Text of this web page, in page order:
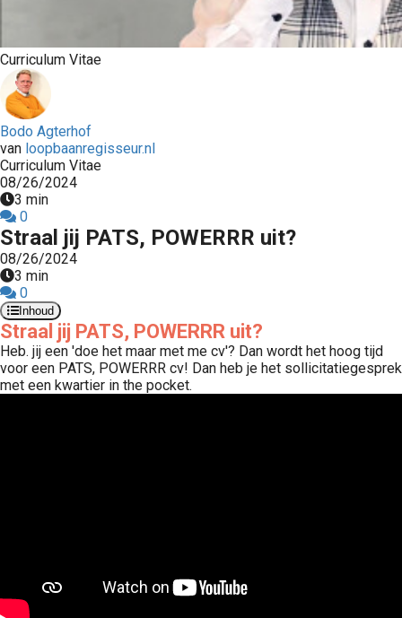
Curriculum Vitae
Bodo Agterhof
van loopbaanregisseur.nl
Curriculum Vitae
08/26/2024
3 min
0
Straal jij PATS, POWERRR uit?
08/26/2024
3 min
0
Inhoud
Straal jij PATS, POWERRR uit?
Heb. jij een 'doe het maar met me cv'? Dan wordt het hoog tijd
voor een PATS, POWERRR cv! Dan heb je het sollicitatiegesprek
met een kwartier in the pocket.
worden
om
te
over
van
op
gebruikt
te